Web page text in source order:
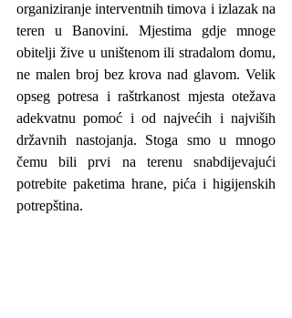
organiziranje interventnih timova i izlazak na
teren u Banovini. Mjestima gdje mnoge
obitelji žive u uništenom ili stradalom domu,
ne malen broj bez krova nad glavom. Velik
opseg potresa i raštrkanost mjesta otežava
adekvatnu pomoć i od najvećih i najviših
državnih nastojanja. Stoga smo u mnogo
čemu bili prvi na terenu snabdijevajući
potrebite paketima hrane, pića i higijenskih
potrepština.